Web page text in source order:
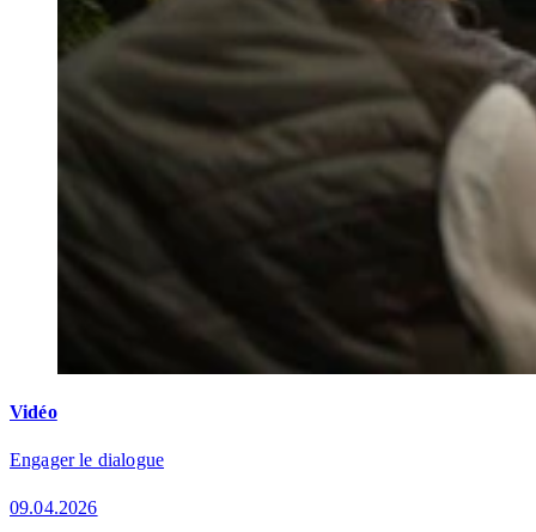
Vidéo
Engager le dialogue
09.04.2026